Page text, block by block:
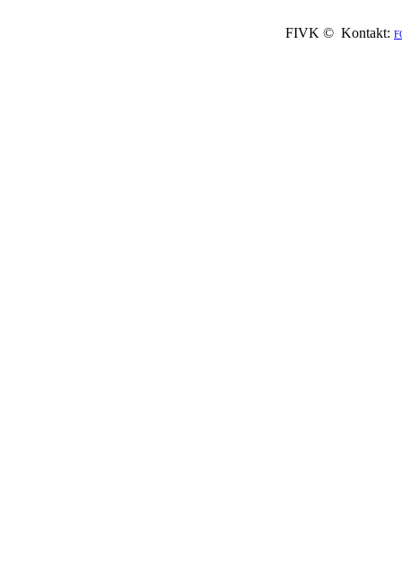
FIVK © Kontakt: